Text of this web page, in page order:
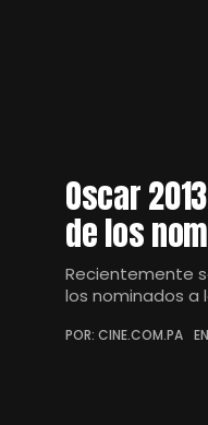
Oscar
de los
Recientemente
los nominados a
POR: CINE.COM.PA